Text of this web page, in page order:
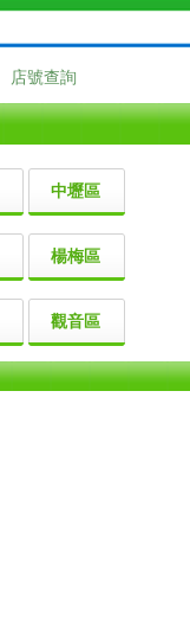
店號查詢
中壢區
楊梅區
觀音區